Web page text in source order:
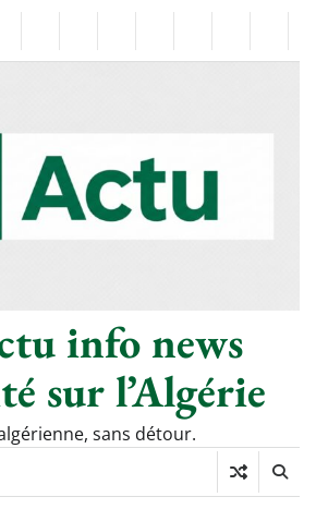
classéDiasporaChronique
Le
Thé
SociétéCultureMondeÉconomie
Tech
info news
sur l’Algérie
sans détour.